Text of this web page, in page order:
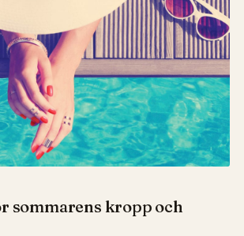
sommarens kropp och